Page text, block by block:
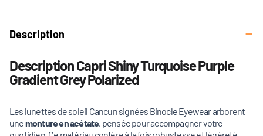
Description
Description Capri Shiny Turquoise Purple
Gradient Grey Polarized
Les lunettes de soleil Cancun signées Binocle Eyewear arborent
unemonture en acétate, pensée pour accompagner votre